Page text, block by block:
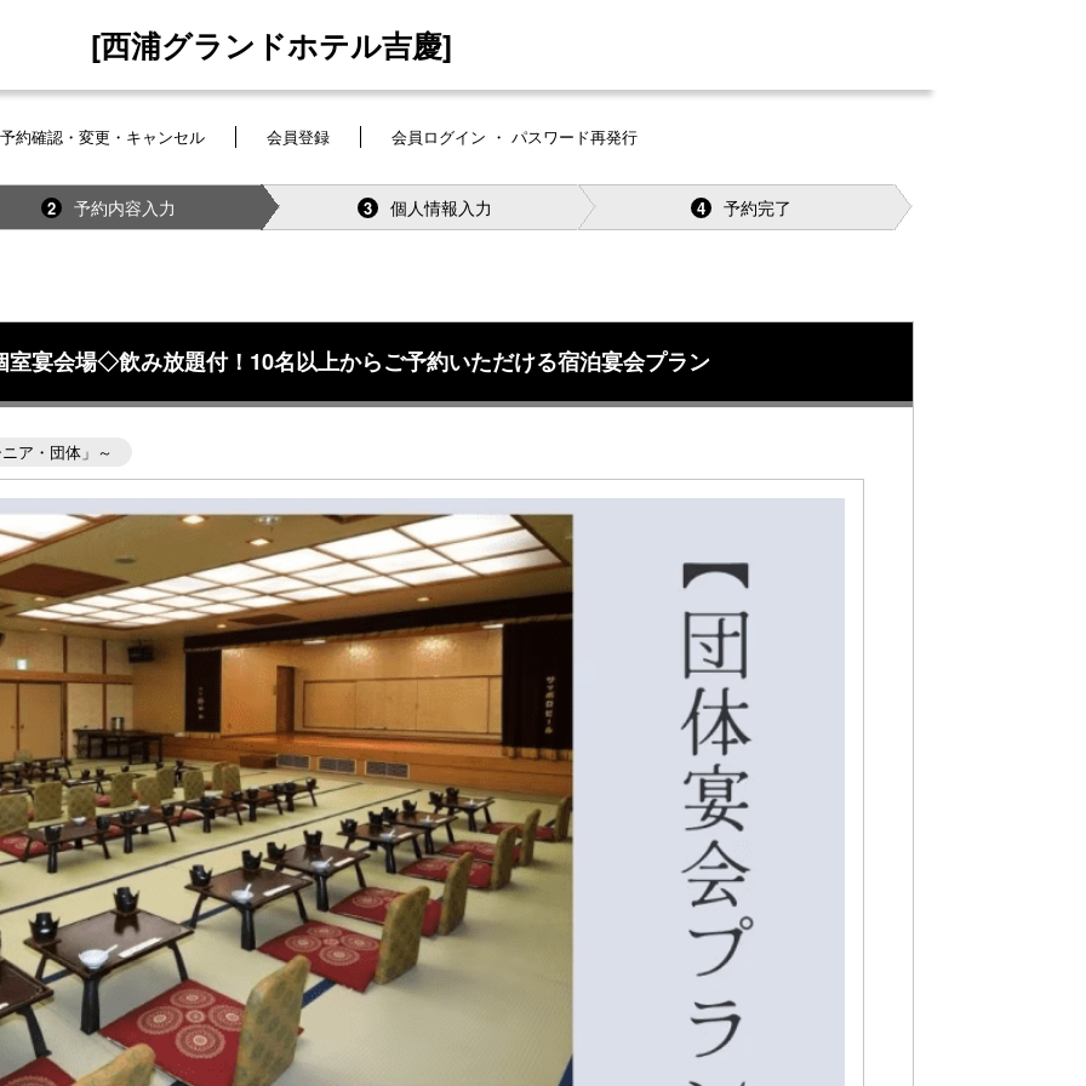
[西浦グランドホテル吉慶]
予約確認・変更・キャンセル 会員登録 会員ログイン ・ パスワード再発行
2 予約内容入力 3 個人情報入力 4 予約完了
宴会場◇飲み放題付！10名以上からご予約いただける宿泊宴会プラン
ア・団体」～